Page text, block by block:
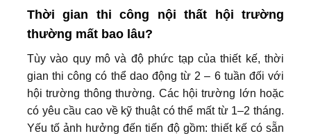
Thời gian thi công nội thất hội trường
thường mất bao lâu?
Tùy vào quy mô và độ phức tạp của thiết kế, thời
gian thi công có thể dao động từ 2 – 6 tuần đối với
hội trường thông thường. Các hội trường lớn hoặc
có yêu cầu cao về kỹ thuật có thể mất từ 1–2 tháng.
Yếu tố ảnh hưởng đến tiến độ gồm: thiết kế có sẵn